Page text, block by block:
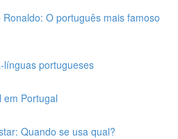
O português mais famoso
línguas portugueses
em Portugal
Quando se usa qual?